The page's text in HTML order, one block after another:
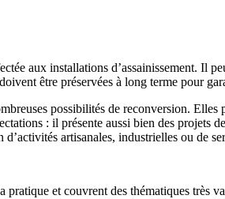
aux installations d’assainissement. Il
être préservées à long terme pour
possibilités de reconversion.
: il présente aussi bien des
artisanales, industrielles ou de
et couvrent des thématiques très